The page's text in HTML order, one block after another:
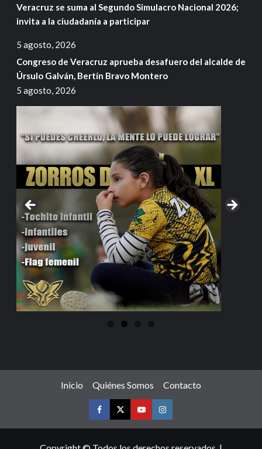
Veracruz se suma al Segundo Simulacro Nacional 2026;
invita a la ciudadanía a participar
5 agosto, 2026
Congreso de Veracruz aprueba desafuero del alcalde de
Úrsulo Galván, Bertín Bravo Montero
5 agosto, 2026
Inicio Quiénes Somos Contacto